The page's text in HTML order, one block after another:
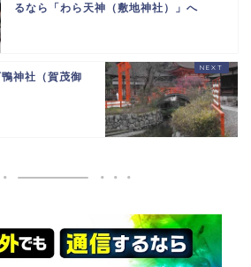
るなら「わら天神（敷地神社）」へ
神社（賀茂御